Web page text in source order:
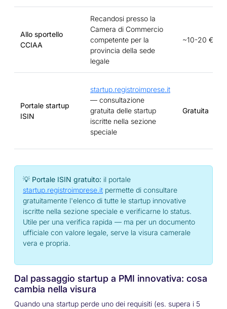
Allo sportello
CCIAA
Recandosi presso la
Camera di Commercio
competente per la
provincia della sede
legale
~10-20 €
Portale startup
ISIN
startup.registroimprese.it
— consultazione
gratuita delle startup
iscritte nella sezione
speciale
Gratuita
💡 Portale ISIN gratuito: il portale
startup.registroimprese.it permette di consultare
gratuitamente l'elenco di tutte le startup innovative
iscritte nella sezione speciale e verificarne lo status.
Utile per una verifica rapida — ma per un documento
ufficiale con valore legale, serve la visura camerale
vera e propria.
Dal passaggio startup a PMI innovativa: cosa
cambia nella visura
Quando una startup perde uno dei requisiti (es. supera i 5